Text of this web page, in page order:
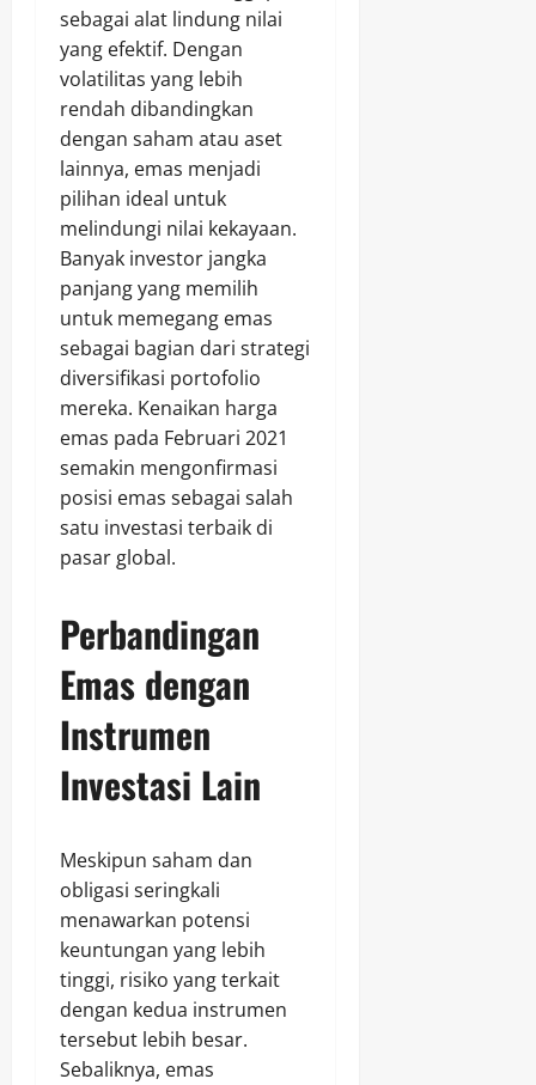
sebagai alat lindung nilai
yang efektif. Dengan
volatilitas yang lebih
rendah dibandingkan
dengan saham atau aset
lainnya, emas menjadi
pilihan ideal untuk
melindungi nilai kekayaan.
Banyak investor jangka
panjang yang memilih
untuk memegang emas
sebagai bagian dari strategi
diversifikasi portofolio
mereka. Kenaikan harga
emas pada Februari 2021
semakin mengonfirmasi
posisi emas sebagai salah
satu investasi terbaik di
pasar global.
Perbandingan
Emas dengan
Instrumen
Investasi Lain
Meskipun saham dan
obligasi seringkali
menawarkan potensi
keuntungan yang lebih
tinggi, risiko yang terkait
dengan kedua instrumen
tersebut lebih besar.
Sebaliknya, emas